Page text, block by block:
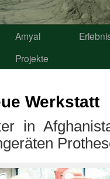
Amyal
Projekte
Werkstatt
in